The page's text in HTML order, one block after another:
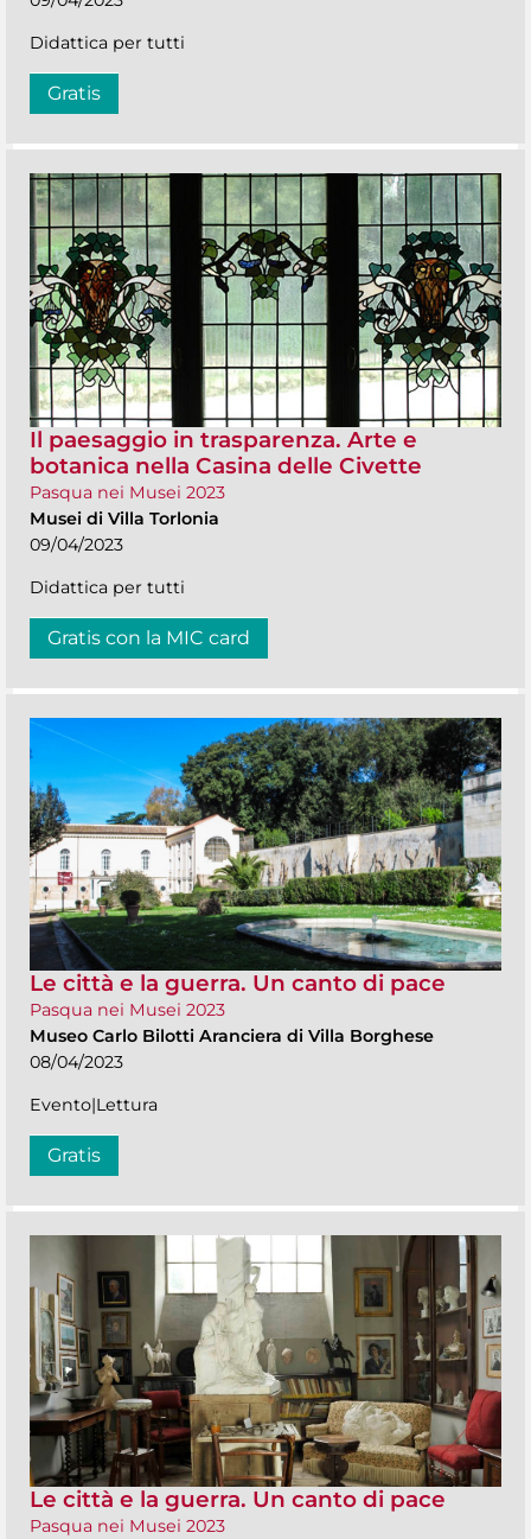
Didattica per tutti
Gratis
Il paesaggio in trasparenza. Arte e
botanica nella Casina delle Civette
Pasqua nei Musei 2023
Musei di Villa Torlonia
09/04/2023
Didattica per tutti
Gratis con la MIC card
Le città e la guerra. Un canto di pace
Pasqua nei Musei 2023
Museo Carlo Bilotti Aranciera di Villa Borghese
08/04/2023
Evento|Lettura
Gratis
Le città e la guerra. Un canto di pace
Pasqua nei Musei 2023